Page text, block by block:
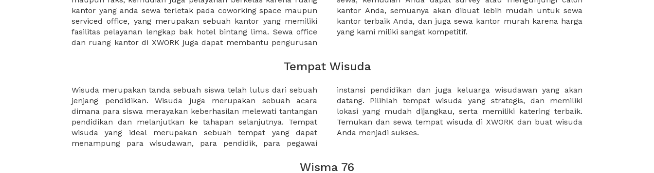
kantor yang anda sewa terletak pada coworking space maupun
serviced office, yang merupakan sebuah kantor yang memiliki
fasilitas pelayanan lengkap bak hotel bintang lima. Sewa office
dan ruang kantor di XWORK juga dapat membantu pengurusan
kantor Anda, semuanya akan dibuat lebih mudah untuk sewa
kantor terbaik Anda, dan juga sewa kantor murah karena harga
yang kami miliki sangat kompetitif.
Tempat Wisuda
Wisuda merupakan tanda sebuah siswa telah lulus dari sebuah
jenjang pendidikan. Wisuda juga merupakan sebuah acara
dimana para siswa merayakan keberhasilan melewati tantangan
pendidikan dan melanjutkan ke tahapan selanjutnya. Tempat
wisuda yang ideal merupakan sebuah tempat yang dapat
menampung para wisudawan, para pendidik, para pegawai
instansi pendidikan dan juga keluarga wisudawan yang akan
datang. Pilihlah tempat wisuda yang strategis, dan memiliki
lokasi yang mudah dijangkau, serta memiliki katering terbaik.
Temukan dan sewa tempat wisuda di XWORK dan buat wisuda
Anda menjadi sukses.
Wisma 76